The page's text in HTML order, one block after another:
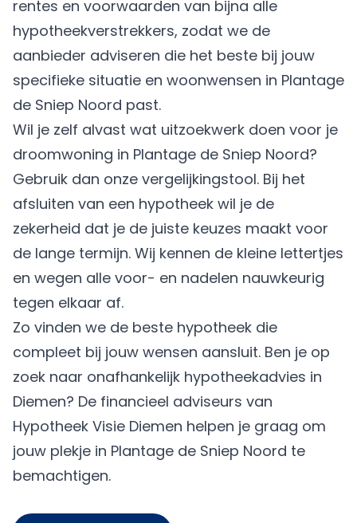
rentes en voorwaarden van bijna alle
hypotheekverstrekkers, zodat we de
aanbieder adviseren die het beste bij jouw
specifieke situatie en woonwensen in Plantage
de Sniep Noord past.
Wil je zelf alvast wat uitzoekwerk doen voor je
droomwoning in Plantage de Sniep Noord?
Gebruik dan onze vergelijkingstool. Bij het
afsluiten van een hypotheek wil je de
zekerheid dat je de juiste keuzes maakt voor
de lange termijn. Wij kennen de kleine lettertjes
en wegen alle voor- en nadelen nauwkeurig
tegen elkaar af.
Zo vinden we de beste hypotheek die
compleet bij jouw wensen aansluit. Ben je op
zoek naar onafhankelijk hypotheekadvies in
Diemen? De financieel adviseurs van
Hypotheek Visie Diemen helpen je graag om
jouw plekje in Plantage de Sniep Noord te
bemachtigen.